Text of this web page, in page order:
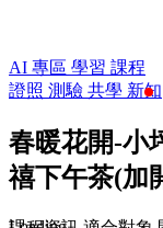
AI 專區 學習 課程
證照 測驗 共學 新知
春暖花開-小
禧下午茶(加